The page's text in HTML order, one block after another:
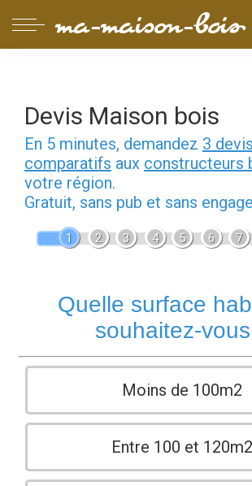
Devis Maison bois
En 5 minutes, demandez 3 devis
comparatifs aux constructeurs
votre région.
Gratuit, sans pub et sans
1 2 3 4 5 6 7
Quelle surface
souhaitez-
Moins de 100m2
Entre 100 et 120m2